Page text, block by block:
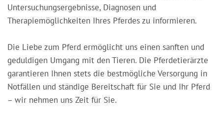
Untersuchungsergebnisse, Diagnosen und
Therapiemöglichkeiten Ihres Pferdes zu informieren.
Die Liebe zum Pferd ermöglicht uns einen sanften und
geduldigen Umgang mit den Tieren. Die Pferdetierärzte
garantieren Ihnen stets die bestmögliche Versorgung in
Notfällen und ständige Bereitschaft für Sie und Ihr Pferd
– wir nehmen uns Zeit für Sie.